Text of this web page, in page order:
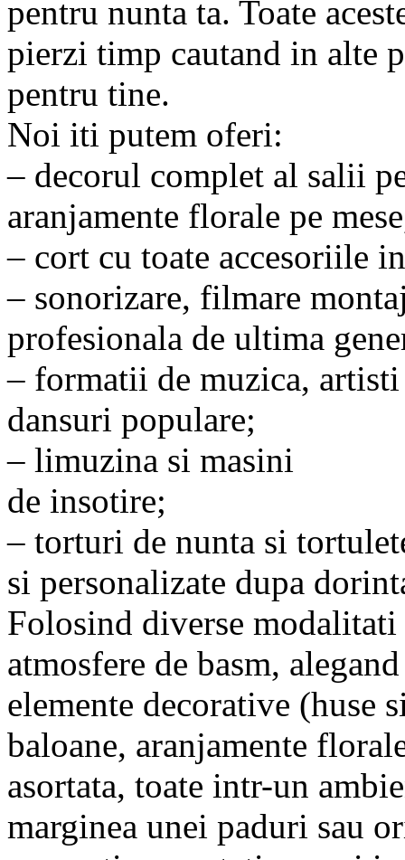
pentru nunta ta. Toate
pierzi timp cautand in alte
pentru tine.
Noi iti putem oferi:
– decorul complet al salii
aranjamente florale pe
– cort cu toate accesoriile
– sonorizare, filmare
profesionala de ultima
– formatii de muzica,
dansuri populare;
– limuzina si masini
de insotire;
– torturi de nunta si
si personalizate dupa
Folosind diverse
atmosfere de basm,
elemente decorative (huse
baloane, aranjamente
asortata, toate intr-un
marginea unei paduri sau